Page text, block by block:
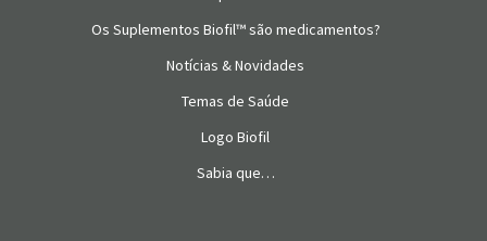
Os Suplementos Biofil™ são medicamentos?
Notícias & Novidades
Temas de Saúde
Logo Biofil
Sabia que…